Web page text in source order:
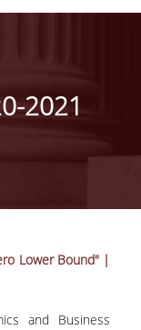
2021
Lower Bound" |
and Business